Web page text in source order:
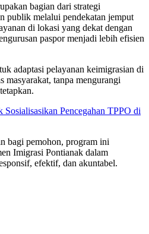
bagian dari strategi
publik melalui pendekatan jemput
di lokasi yang dekat dengan
paspor menjadi lebih efisien
adaptasi pelayanan keimigrasian di
masyarakat, tanpa mengurangi
Sosialisasikan Pencegahan TPPO di
bagi pemohon, program ini
Imigrasi Pontianak dalam
efektif, dan akuntabel.